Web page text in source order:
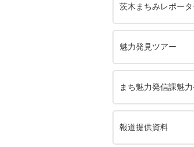
茨木まちみレポータ
魅力発見ツアー
まち魅力発信課魅
報道提供資料